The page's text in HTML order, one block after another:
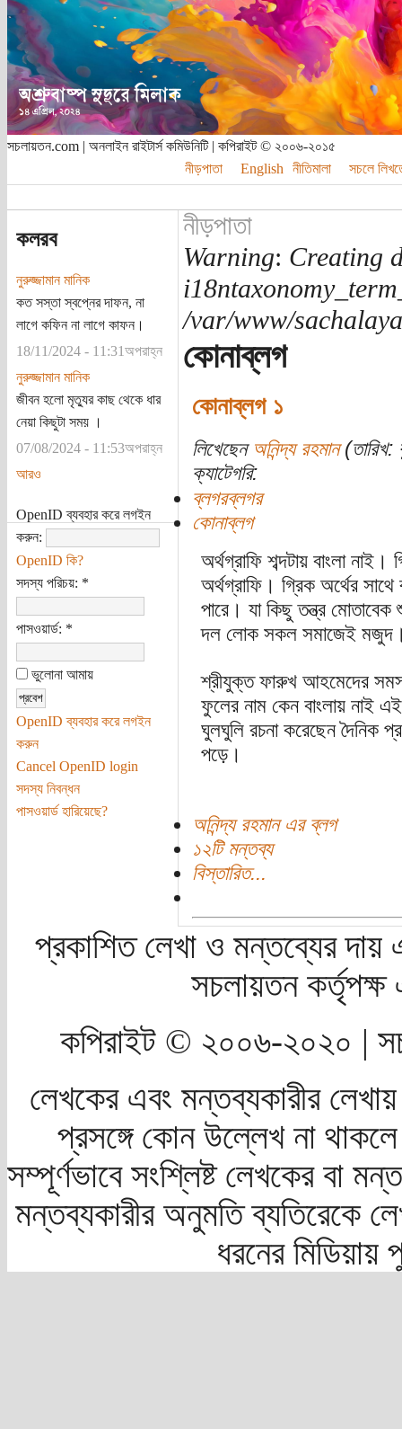
সচলায়তন.com | অনলাইন রাইটার্স কমিউনিটি | কপিরাইট © ২০০৬-২০১৫
নীড়পাতা
English নীতিমালা সচলে
কলরব
নুরুজ্জামান মানিক
কত সস্তা স্বপ্নের দাফন, না
লাগে কফিন না লাগে কাফন।
18/11/2024 - 11:31অপরাহ্ন
নুরুজ্জামান মানিক
জীবন হলো মৃত্যুর কাছ থেকে ধার
নেয়া কিছুটা সময় ।
07/08/2024 - 11:53অপরাহ্ন
আরও
OpenID ব্যবহার করে লগইন
করুন:
OpenID কি?
সদস্য পরিচয়: *
পাসওয়ার্ড: *
ভুলোনা আমায়
OpenID ব্যবহার করে লগইন
করুন
Cancel OpenID login
সদস্য নিবন্ধন
পাসওয়ার্ড হারিয়েছে?
নীড়পাতা
Warning: Creating
/var/www/
কোনাব্লগ
কোনাব্লগ ১
লিখেছেন অনিন্দ্য রহমান(তারিখ:
ক্যাটেগরি:
ব্লগরব্লগর
কোনাব্লগ
অর্থগ্রাফি শব্দটায় বাংলা
অর্থগ্রাফি। গ্রিক অর্থের সাথে
পারে। যা কিছু তন্ত্র
দল লোক সকল সমাজেই মজুদ।
শ্রীযুক্ত ফারুখ আহমেদের
ফুলের নাম কেন বাংলায় নাই
ঘুলঘুলি রচনা করেছেন দৈনিক
পড়ে।
অনিন্দ্য রহমান এর ব্লগ
১২টি মন্তব্য
বিস্তারিত...
প্রকাশিত লেখা ও মন্তব্যের দায়
সচলায়তন
কপিরাইট © ২০০৬-২০২০ |
লেখকের এবং মন্তব্যকারীর
প্রসঙ্গে কোন উল্লেখ না
সম্পূর্ণভাবে সংশ্লিষ্ট লেখকের বা
মন্তব্যকারীর অনুমতি ব্যতিরেকে
ধরনের মিডিয়ায়